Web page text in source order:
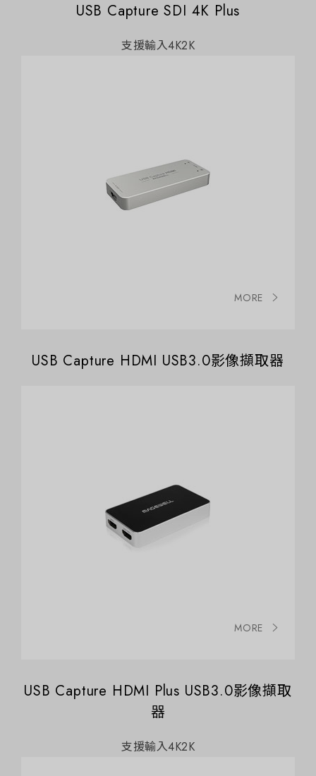
USB Capture SDI 4K Plus
支援輸入4K2K
MORE
USB Capture HDMI USB3.0影像擷取器
MORE
USB Capture HDMI Plus USB3.0影像擷取
器
支援輸入4K2K